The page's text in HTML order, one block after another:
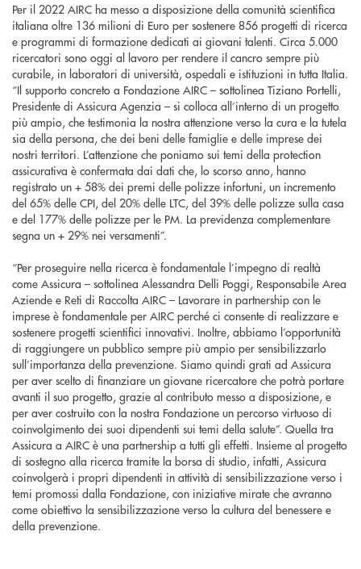
Per il 2022 AIRC ha messo a disposizione della comunità scientifica
italiana oltre 136 milioni di Euro per sostenere 856 progetti di ricerca
e programmi di formazione dedicati ai giovani talenti. Circa 5.000
ricercatori sono oggi al lavoro per rendere il cancro sempre più
curabile, in laboratori di università, ospedali e istituzioni in tutta Italia.
“Il supporto concreto a Fondazione AIRC – sottolinea Tiziano Portelli,
Presidente di Assicura Agenzia – si colloca all’interno di un progetto
più ampio, che testimonia la nostra attenzione verso la cura e la tutela
sia della persona, che dei beni delle famiglie e delle imprese dei
nostri territori. L’attenzione che poniamo sui temi della protection
assicurativa è confermata dai dati che, lo scorso anno, hanno
registrato un + 58% dei premi delle polizze infortuni, un incremento
del 65% delle CPI, del 20% delle LTC, del 39% delle polizze sulla casa
e del 177% delle polizze per le PM. La previdenza complementare
segna un + 29% nei versamenti”.
“Per proseguire nella ricerca è fondamentale l’impegno di realtà
come Assicura – sottolinea Alessandra Delli Poggi, Responsabile Area
Aziende e Reti di Raccolta AIRC – Lavorare in partnership con le
imprese è fondamentale per AIRC perché ci consente di realizzare e
sostenere progetti scientifici innovativi. Inoltre, abbiamo l’opportunità
di raggiungere un pubblico sempre più ampio per sensibilizzarlo
sull’importanza della prevenzione. Siamo quindi grati ad Assicura
per aver scelto di finanziare un giovane ricercatore che potrà portare
avanti il suo progetto, grazie al contributo messo a disposizione, e
per aver costruito con la nostra Fondazione un percorso virtuoso di
coinvolgimento dei suoi dipendenti sui temi della salute”. Quella tra
Assicura a AIRC è una partnership a tutti gli effetti. Insieme al progetto
di sostegno alla ricerca tramite la borsa di studio, infatti, Assicura
coinvolgerà i propri dipendenti in attività di sensibilizzazione verso i
temi promossi dalla Fondazione, con iniziative mirate che avranno
come obiettivo la sensibilizzazione verso la cultura del benessere e
della prevenzione.